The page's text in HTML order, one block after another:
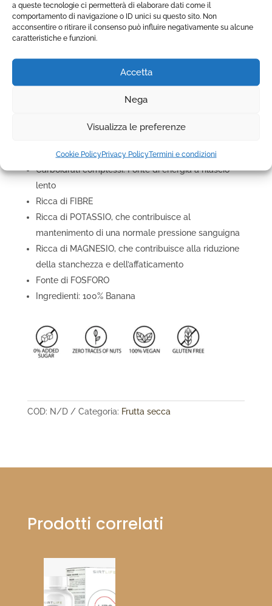
a queste tecnologie ci permetterà di elaborare dati come il
comportamento di navigazione o ID unici su questo sito. Non
acconsentire o ritirare il consenso può influire negativamente su alcune
caratteristiche e funzioni.
Accetta
Nega
Visualizza le preferenze
Cookie PolicyPrivacy PolicyTermini e condizioni
naturale contenuto di sodio degli ingredienti
Ricca di potassio: Regola la pressione sanguigna e
Vitamina B6: Essenziale per la produzione di
serotonina e la salute del cervello
di zucchero nel sangue
Carboidrati complessi: Fonte di energia a rilascio
lento
Ricca di FIBRE
Ricca di POTASSIO, che contribuisce al
mantenimento di una normale pressione sanguigna
Ricca di MAGNESIO, che contribuisce alla riduzione
della stanchezza e dell’affaticamento
Fonte di FOSFORO
Ingredienti: 100% Banana
COD: N/D Categoria: Frutta secca
Prodotti correlati